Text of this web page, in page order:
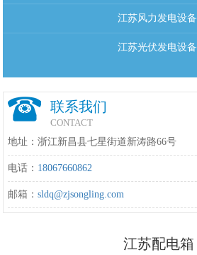
江苏风力发电设备
江苏光伏发电设备
联系我们
CONTACT
地址：浙江新昌县七星街道新涛路66号
电话： 18067660862
邮箱：sldq@zjsongling.com
江苏配电箱